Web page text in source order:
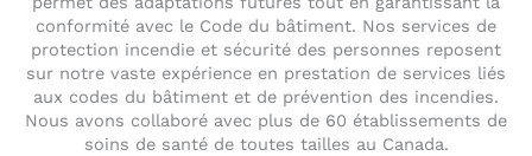
conformité avec le Code du bâtiment. Nos services de
protection incendie et sécurité des personnes reposent
sur notre vaste expérience en prestation de services liés
aux codes du bâtiment et de prévention des incendies.
Nous avons collaboré avec plus de 60 établissements de
soins de santé de toutes tailles au Canada.